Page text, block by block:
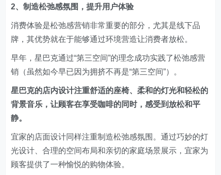
星巴克的店内设计注重舒适的座椅、柔和的灯光和轻松的
背景音乐，让顾客在享受咖啡的同时，感受到放松和平
静。
宜家的店面设计同样注重制造松弛感氛围。通过巧妙的灯
光设计、合理的空间布局和亲切的家庭场景展示，宜家为
顾客提供了一种愉悦的购物体验。
宜家的展厅不仅展示了产品，更通过营造真实的家庭场
景，让顾客能够身临其境地体验到松弛感和舒适感。很多
人会在宜家打卡拍照，就是因为这里能展示出跟在自己家
里完全不一样的状态。